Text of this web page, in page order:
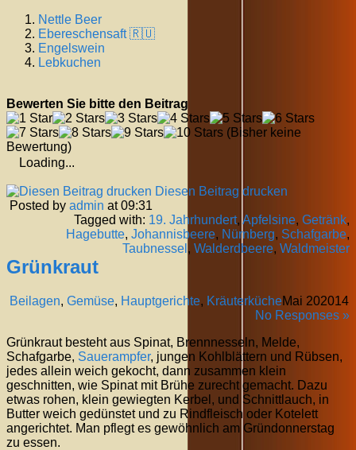
Nettle Beer
Ebereschensaft 🇷🇺
Engelswein
Lebkuchen
Bewerten Sie bitte den Beitrag
(Bisher keine
Bewertung)
Loading...
Diesen Beitrag drucken
Posted by admin at 09:31
Tagged with: 19. Jahrhundert, Apfelsine, Getränk,
Hagebutte, Johannisbeere, Nürnberg, Schafgarbe,
Taubnessel , Walderdbeere, Waldmeister
Grünkraut
Beilagen, Gemüse, Hauptgerichte, Kräuterküche
No Responses »
Mai 202014
Grünkraut besteht aus Spinat, Brennnesseln, Melde,
Schafgarbe, Sauerampfer, jungen Kohlblättern und Rübsen,
jedes allein weich gekocht, dann zusammen klein
geschnitten, wie Spinat mit Brühe zurecht gemacht. Dazu
etwas rohen, klein gewiegten Kerbel, und Schnittlauch, in
Butter weich gedünstet und zu Rindfleisch oder Kotelett
angerichtet. Man pflegt es gewöhnlich am Gründonnerstag
zu essen.